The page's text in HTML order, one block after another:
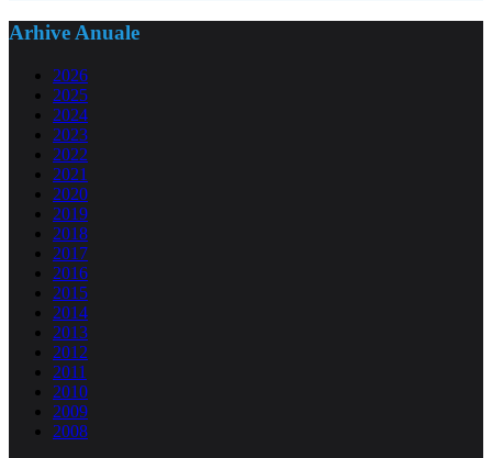
Arhive Anuale
2026
2025
2024
2023
2022
2021
2020
2019
2018
2017
2016
2015
2014
2013
2012
2011
2010
2009
2008